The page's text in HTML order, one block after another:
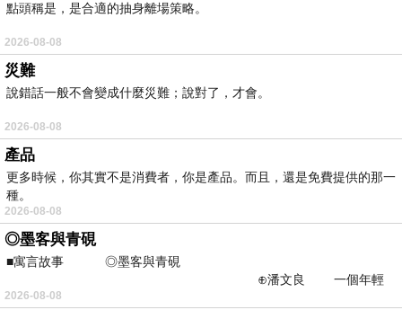
點頭稱是，是合適的抽身離場策略。
2026-08-08
災難
說錯話一般不會變成什麼災難；說對了，才會。
2026-08-08
產品
更多時候，你其實不是消費者，你是產品。而且，還是免費提供的那一
種。
2026-08-08
◎墨客與青硯
■寓言故事 ◎墨客與青硯
⊕潘文良 一個年輕
的墨客，在京城的古玩肆裡
2026-08-08